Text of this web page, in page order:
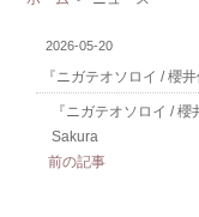
2026-05-20
『ニガテオソロイ / 櫻
『ニガテオソロイ /
Sakura
前の記事